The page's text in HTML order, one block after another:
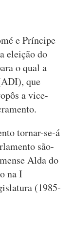
e Príncipe
eleição do
o qual a
que
a vice-
tornar-se-á
são-
Alda do
na I
(1985-